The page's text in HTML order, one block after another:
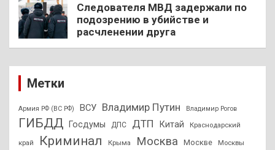
Следователя МВД задержали по
подозрению в убийстве и
расчленении друга
Метки
Армия РФ (ВС РФ) ВСУ Владимир Путин Владимир Рогов
ГИБДД Госдумы ДПС ДТП Китай Краснодарский
край Криминал Крыма Москва Москве Москвы